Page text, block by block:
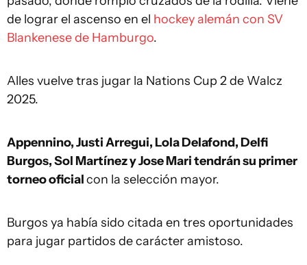
de lograr el ascenso en el hockey alemán con SV
Blankenese de Hamburgo.
Alles vuelve tras jugar la Nations Cup 2 de Walcz
2025.
Appennino, Justi Arregui, Lola Delafond, Delfi
Burgos, Sol Martínez y Jose Mari tendrán su primer
torneo oficialcon la selección mayor.
Burgos ya había sido citada en tres oportunidades
para jugar partidos de carácter amistoso.